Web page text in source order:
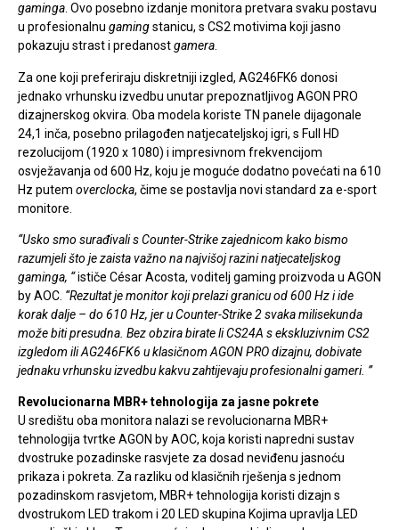
gaminga . Ovo posebno izdanje monitora pretvara svaku postavu
u profesionalnu gamingstanicu, s CS2 motivima koji jasno
pokazuju strast i predanostgamera
Za one koji preferiraju diskretniji izgled, AG246FK6 donosi
jednako vrhunsku izvedbu unutar prepoznatljivog AGON PRO
dizajnerskog okvira. Oba modela koriste TN panele dijagonale
24,1 inča, posebno prilagođen natjecateljskoj igri, s Full HD
rezolucijom (1920 x 1080) i impresivnom frekvencijom
osvježavanja od 600 Hz, koju je moguće dodatno povećati na 610
Hz putem overclocka, čime se postavlja novi standard za e-sport
monitore.
“Usko smo surađivali s Counter-Strike zajednicom kako bismo
razumjeli što je zaista važno na najvišoj razini natjecateljskog
gaminga, “ističe César Acosta, voditelj gaming proizvoda u AGON
by AOC. “Rezultat je monitor koji prelazi granicu od 600 Hz i ide
korak dalje – do 610 Hz, jer u Counter-Strike 2 svaka milisekunda
može biti presudna. Bez obzira birate li CS24A s ekskluzivnim CS2
izgledom ili AG246FK6 u klasičnom AGON PRO dizajnu, dobivate
jednaku vrhunsku izvedbu kakvu zahtijevaju profesionalni gameri. ”
Revolucionarna MBR+ tehnologija za jasne pokrete
U središtu oba monitora nalazi se revolucionarna MBR+
tehnologija tvrtke AGON by AOC, koja koristi napredni sustav
dvostruke pozadinske rasvjete za dosad neviđenu jasnoću
prikaza i pokreta. Za razliku od klasičnih rješenja s jednom
pozadinskom rasvjetom, MBR+ tehnologija koristi dizajn s
dvostrukom LED trakom i 20 LED skupina Kojima upravlja LED